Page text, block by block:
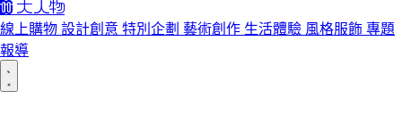
線上購物 設計創意 特別企劃 藝術創作 生活體驗 風格服飾 專題
報導